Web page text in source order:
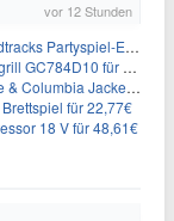
vor 12 Stunden
Erweiterung für 6,99€
für 239,99€
Jacken ab 39,60€
für 22,77€
18 V für 48,61€